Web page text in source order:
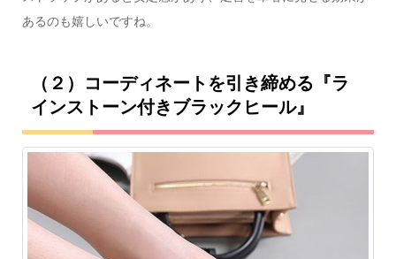
あるのも嬉しいですね。
（２）コーディネートを引き締める『ラ
インストーン付きブラックヒール』